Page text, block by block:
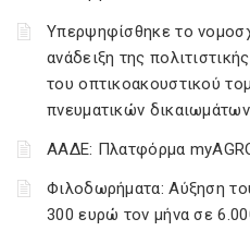
Υπερψηφίσθηκε το
ανάδειξη της
του οπτικοακουστικού
πνευματικών δικαιωμάτων
ΑΑΔΕ: Πλατφόρμα
Φιλοδωρήματα: Αύξηση
300 ευρώ τον μήνα σε